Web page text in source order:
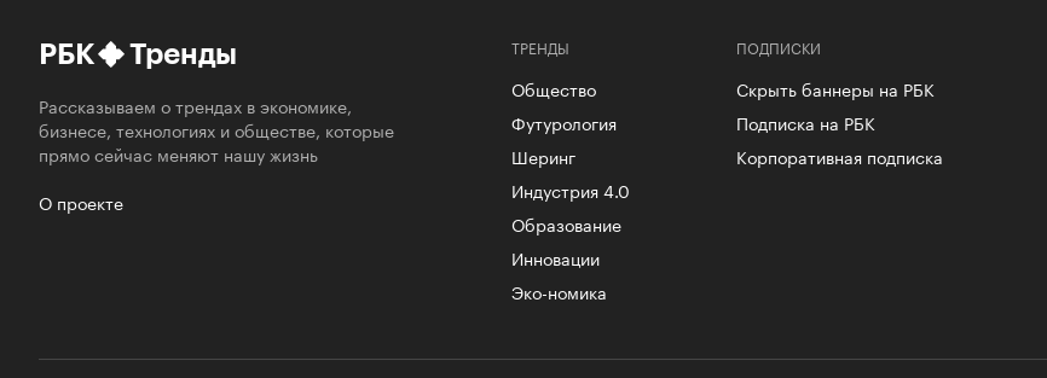
РБК Тренды
Рассказываем о трендах в экономике,
бизнесе, технологиях и обществе, которые
прямо сейчас меняют нашу жизнь
О проекте
ТРЕНДЫ
Общество
Футурология
Шеринг
Индустрия 4.0
Образование
Инновации
Эко-номика
ПОДПИСКИ
Скрыть баннеры на РБК
Подписка на РБК
Корпоративная подписка